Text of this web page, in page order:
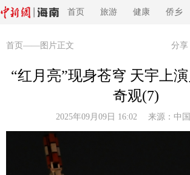
首页 旅游 健康 侨乡
首页 ——图片正文 分享
“红月亮”现身苍穹 天宇上
奇观(7)
2025年09月09日 16:02 来源： 中